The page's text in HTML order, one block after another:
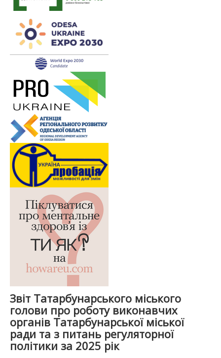
Звіт Татарбунарського міського
голови про роботу виконавчих
органів Татарбунарської міської
ради та з питань регуляторної
політики за 2025 рік